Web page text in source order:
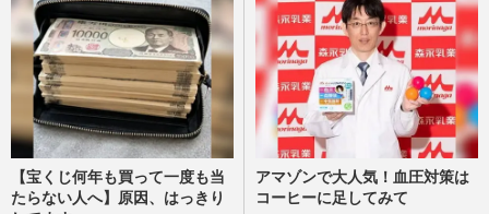
【宝くじ何年も買って一度も当
たらない人へ】原因、はっきり
アマゾンで大人気！血圧対策は
コーヒーに足してみて